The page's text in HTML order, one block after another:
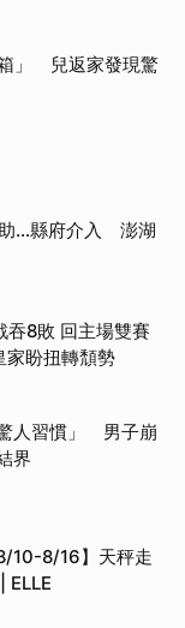
」 兒返家發現驚
…縣府介入 澎湖
吞8敗 回主場雙賽
盼扭轉頹勢
人習慣」 男子崩
界
10-8/16】天秤走
ELLE